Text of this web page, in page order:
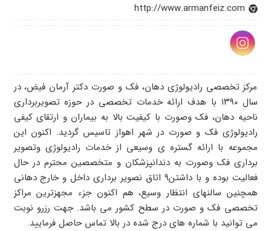
http://www.armanfeiz.com
مرکز تخصصی رادیولوژی دهان، فک و صورت دکتر آرمان فیض، در
سال ۱۳۹۰ با هدف ارائه خدمات تخصصی در حوزه تصویربرداری
ناحیه دهان، فک وصورت با کیفیت بالا به بیماران و ارتقای کیفی
رادیولوژی فک و صورت در شهر اهواز تاسیس گردید. اکنون این
مجموعه با ارائه گستره ی وسیعی از خدمات رادیولوژی وتصویر
برداری فک وصورت به دندانپزشکان و متخصصین محترم در حال
فعالیت بوده و با داشتن۹ اتاق نصویر برداری داخل و خارج دهانی
همچنین سالنهای انتظار وسیع، هم اکنون جزء مجهزترین مراکز
تخصصی فک و صورت در سطح کشور می باشد. جهت رزرو نوبت
می توانید با شماره های درج شده در بالا تماس حاصل فرمایید.